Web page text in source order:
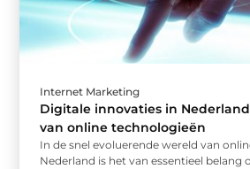
Internet Marketing
Digitale innovaties in
van online technologieën
In de snel evoluerende wereld van
Nederland is het van essentieel belang